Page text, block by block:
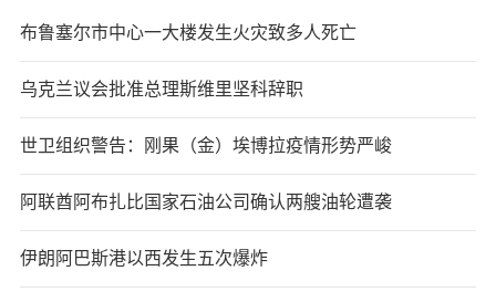
布鲁塞尔市中心一大楼发生火灾致多人死亡
乌克兰议会批准总理斯维里坚科辞职
世卫组织警告：刚果（金）埃博拉疫情形势严峻
阿联酋阿布扎比国家石油公司确认两艘油轮遭袭
伊朗阿巴斯港以西发生五次爆炸